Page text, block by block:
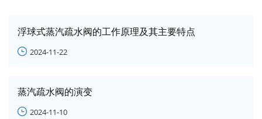
浮球式蒸汽疏水阀的工作原理及其主要特点
 2024-11-22
蒸汽疏水阀的演变
 2024-11-10